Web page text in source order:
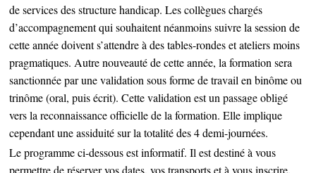
de services des structure handicap. Les collègues chargés
d’accompagnement qui souhaitent néanmoins suivre la session de
cette année doivent s’attendre à des tables-rondes et ateliers moins
pragmatiques. Autre nouveauté de cette année, la formation sera
sanctionnée par une validation sous forme de travail en binôme ou
trinôme (oral, puis écrit). Cette validation est un passage obligé
vers la reconnaissance officielle de la formation. Elle implique
cependant une assiduité sur la totalité des 4 demi-journées.
Le programme ci-dessous est informatif. Il est destiné à vous